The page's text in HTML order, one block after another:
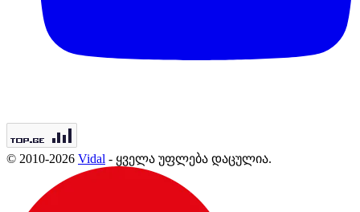
© 2010-2026 Vidal - ყველა უფლება დაცულია.